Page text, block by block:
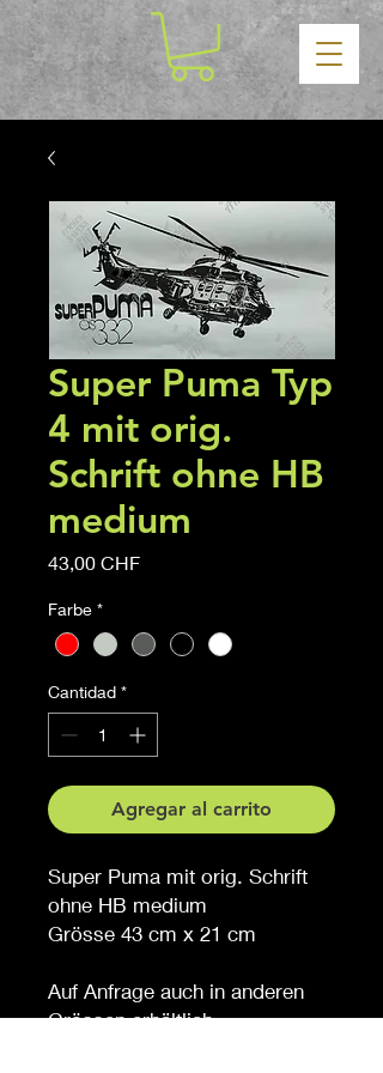
Super Puma Typ
4 mit orig.
Schrift ohne HB
medium
43,00 CHFPrecio
Farbe *
Cantidad *
Agregar al carrito
Super Puma mit orig. Schrift
ohne HB medium
Grösse 43 cm x 21 cm
Auf Anfrage auch in anderen
Grössen erhältlich